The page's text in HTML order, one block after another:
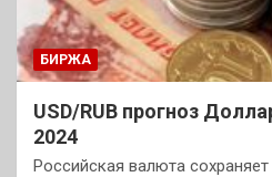
БИРЖА
USD/RUB прогноз
2024
Российская валюта